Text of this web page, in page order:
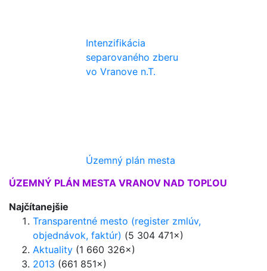
Intenzifikácia
separovaného zberu
vo Vranove n.T.
Územný plán mesta
ÚZEMNÝ PLÁN MESTA VRANOV NAD TOPĽOU
Najčítanejšie
Transparentné mesto (register zmlúv,
objednávok, faktúr) (5 304 471×)
Aktuality (1 660 326×)
2013 (661 851×)